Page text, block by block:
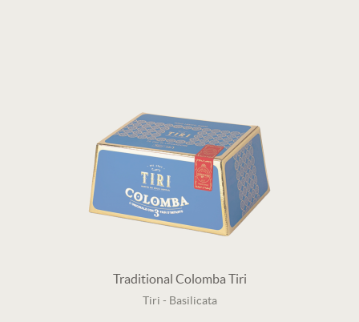
Traditional Colomba Tiri
Tiri - Basilicata